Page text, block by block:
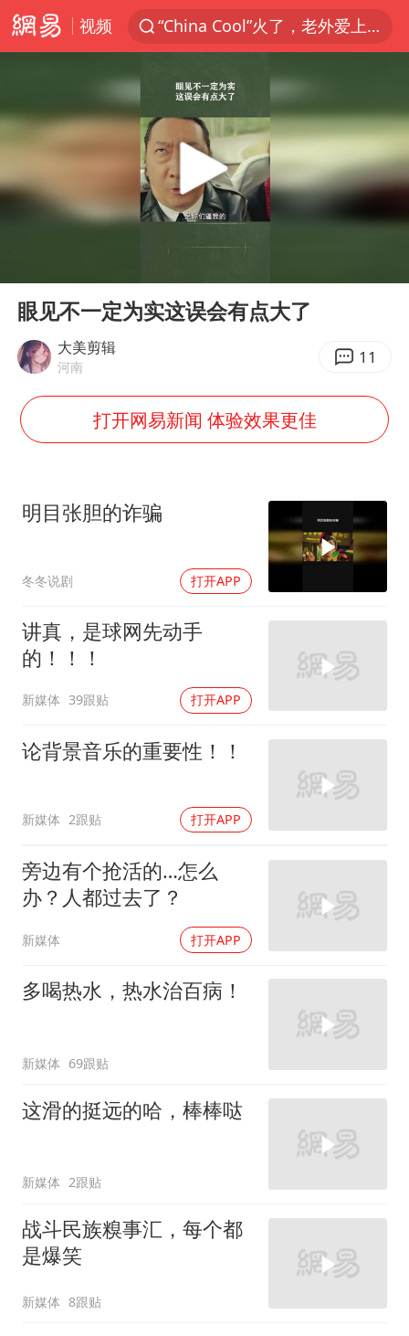
视频
“China Cool”火了，老外爱上中国避暑游
浙江海事局启动Ⅰ级防台应急响应
预计“白海豚”明晚将在浙江舟山到福建福鼎一带沿海登陆
云南一地村民过火把节意外灼伤16人
台州《告全体市民书》：非必要不外出
泰国校园枪击事件已致8死30余伤
宇树王兴兴被问了360多个问题
美参院通过一项对俄能源领域制裁法案
夯实基础开新局
Play
眼见不一定为实这误会有点大了
大美剪辑
河南 11
打开网易新闻 体验效果更佳
明目张胆的诈骗
冬冬说剧 打开APP
讲真，是球网先动手
的！！！
新媒体 39跟贴 打开APP
论背景音乐的重要性！！
新媒体 2跟贴 打开APP
旁边有个抢活的…怎么
办？人都过去了？
新媒体 打开APP
多喝热水，热水治百病！
新媒体 69跟贴
这滑的挺远的哈，棒棒哒
新媒体 2跟贴
战斗民族糗事汇，每个都
是爆笑
新媒体 8跟贴